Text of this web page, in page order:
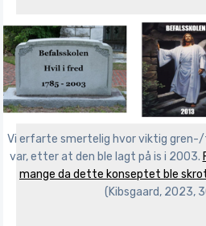
Vi erfarte smertelig hvor viktig
var, etter at den ble lagt på is i 2003.
mange da dette konseptet ble
(Kibsgaard, 2023,